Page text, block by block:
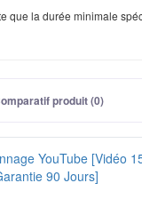
que la durée minimale
produit (0)